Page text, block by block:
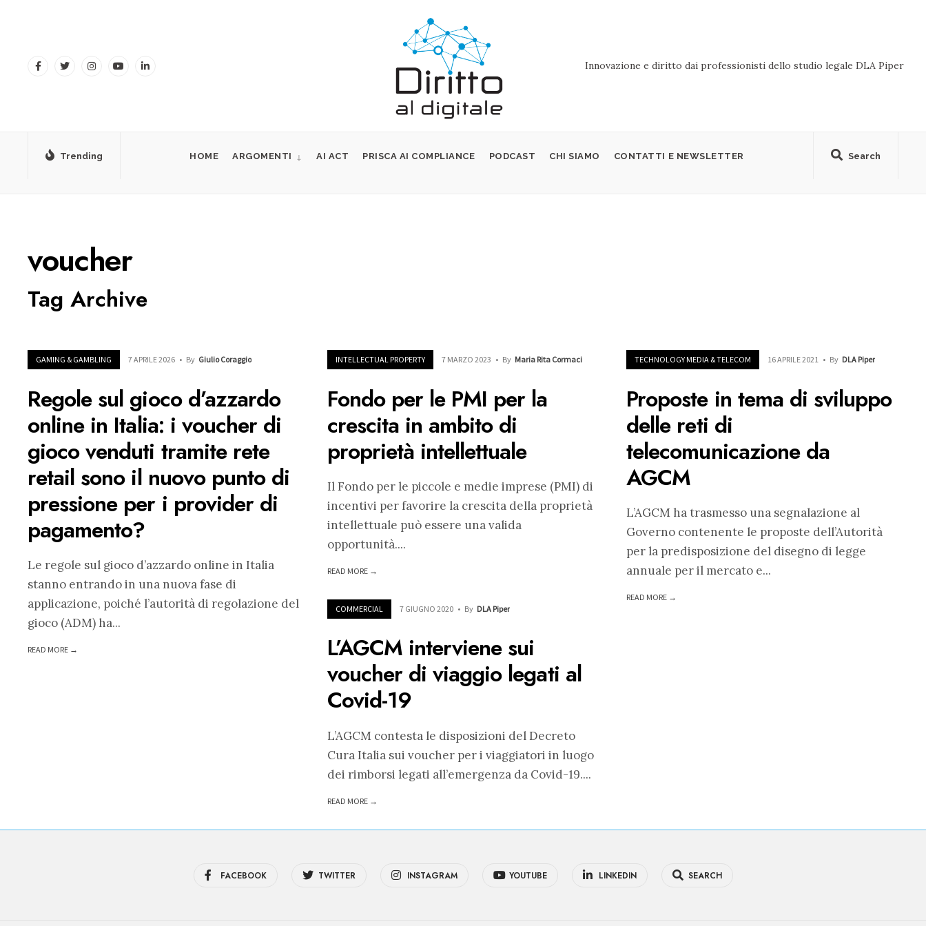
Innovazione e diritto dai professionisti dello studio legale DLA Piper
Trending Search
HOME ARGOMENTI AI ACT PRISCA AI COMPLIANCE PODCAST CHI SIAMO CONTATTI E NEWSLETTER
voucher
Tag Archive
GAMING & GAMBLING 7 APRILE 2026 • By Giulio Coraggio
Regole sul gioco d’azzardo
online in Italia: i voucher di
gioco venduti tramite rete
retail sono il nuovo punto di
pressione per i provider di
pagamento?
Le regole sul gioco d’azzardo online in Italia
stanno entrando in una nuova fase di
applicazione, poiché l’autorità di regolazione del
gioco (ADM) ha...
READ MORE →
INTELLECTUAL PROPERTY 7 MARZO 2023 • By Maria Rita Cormaci
Fondo per le PMI per la
crescita in ambito di
proprietà intellettuale
Il Fondo per le piccole e medie imprese (PMI) di
incentivi per favorire la crescita della proprietà
intellettuale può essere una valida
opportunità....
READ MORE →
TECHNOLOGY MEDIA & TELECOM 16 APRILE 2021 • By DLA Piper
Proposte in tema di sviluppo
delle reti di
telecomunicazione da
AGCM
L’AGCM ha trasmesso una segnalazione al
Governo contenente le proposte dell’Autorità
per la predisposizione del disegno di legge
annuale per il mercato e...
READ MORE →
COMMERCIAL
7 GIUGNO 2020 • By DLA Piper
L’AGCM interviene sui
voucher di viaggio legati al
Covid-19
L’AGCM contesta le disposizioni del Decreto
Cura Italia sui voucher per i viaggiatori in luogo
dei rimborsi legati all’emergenza da Covid-19....
READ MORE →
FACEBOOK TWITTER INSTAGRAM YOUTUBE LINKEDIN SEARCH